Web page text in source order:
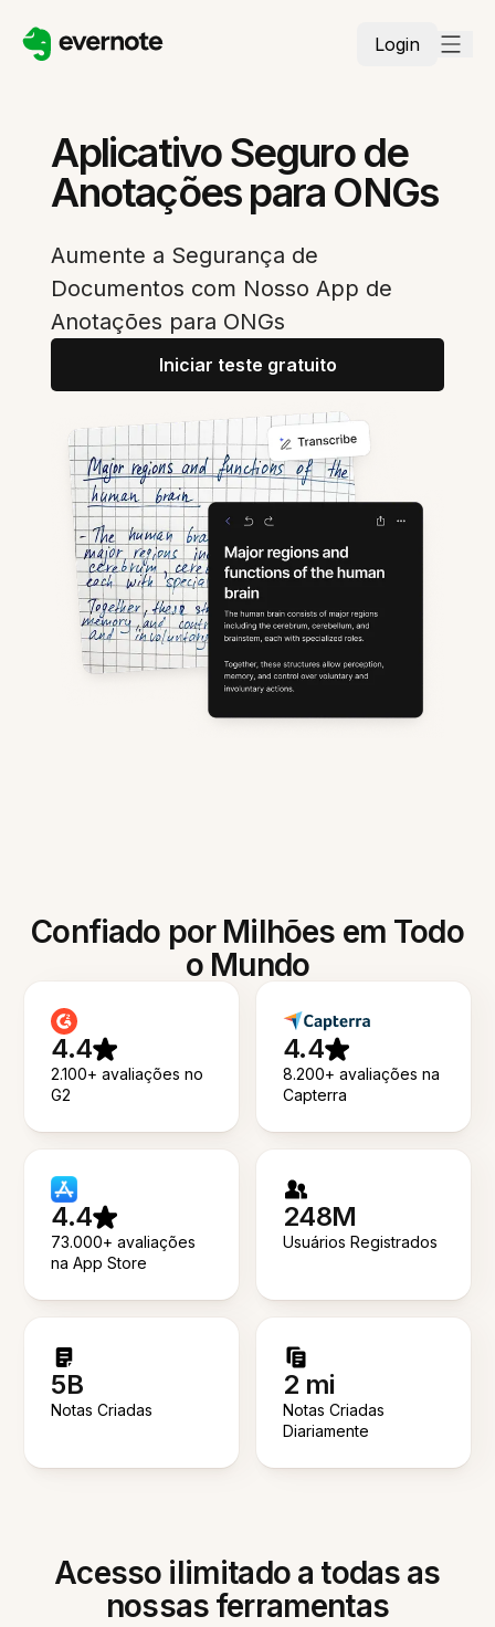
Login
Aplicativo Seguro de
Anotações para ONGs
Aumente a Segurança de
Documentos com Nosso App de
Anotações para ONGs
Iniciar teste gratuito
Confiado por Milhões em Todo
o Mundo
4.4
2.100+ avaliações no
G2
4.4
8.200+ avaliações na
Capterra
4.4
73.000+ avaliações
na App Store
248M
Usuários Registrados
5B
Notas Criadas
2 mi
Notas Criadas
Diariamente
Acesso ilimitado a todas as
nossas ferramentas